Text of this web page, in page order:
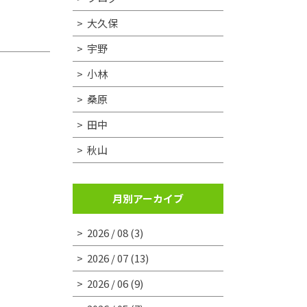
大久保
宇野
小林
桑原
田中
秋山
月別アーカイブ
2026 / 08(3)
2026 / 07(13)
2026 / 06(9)